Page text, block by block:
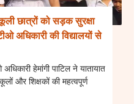
छात्रों को सड़क सुरक्षा
अधिकारी की विद्यालयों से
हेमांगी पाटिल ने यातायात
और शिक्षकों की महत्वपूर्ण